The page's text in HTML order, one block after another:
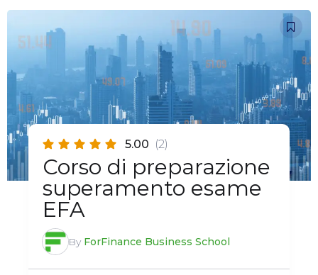
5.00 (2)
Corso di preparazione
superamento esame
EFA
By ForFinance Business School